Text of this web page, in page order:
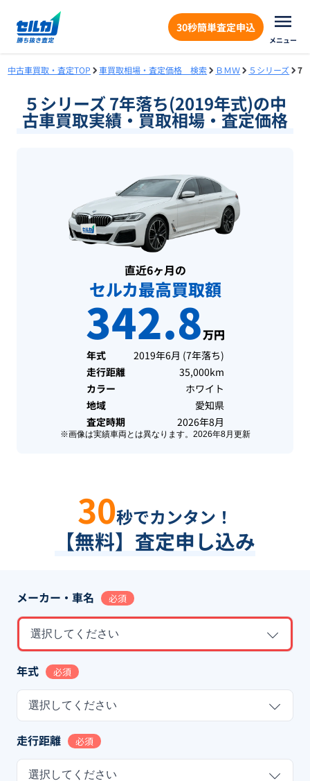
30秒簡単査定申込
メニュー
中古車買取・査定TOP 車買取相場・査定価格 検索 ＢＭＷ ５シリーズ 7
５シリーズ 7年落ち(2019年式)の中
古車買取実績・買取相場・査定価格
直近6ヶ月の
セルカ最高買取額
342.8万円
年式 2019年6月 (7年落ち)
走行距離
35,000km
カラー
ホワイト
地域
愛知県
査定時期
2026年8月
※画像は実績車両とは異なります。 2026年8月 更新
30秒でカンタン！
【無料】査定申し込み
メーカー・車名 必須
選択してください
年式 必須
選択してください
走行距離 必須
選択してください